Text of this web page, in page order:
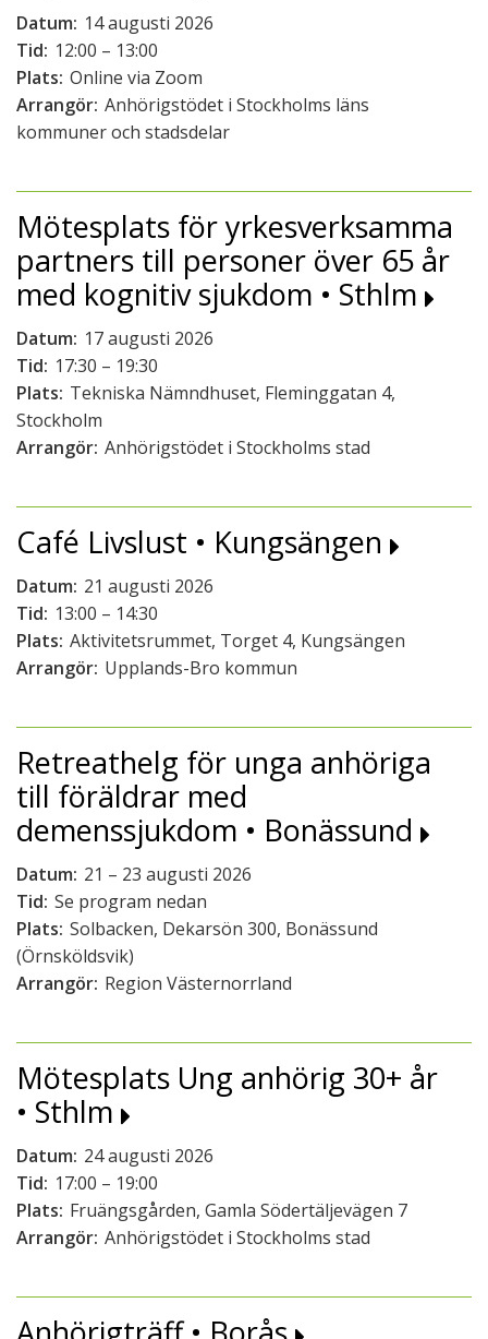
Datum: 14 augusti 2026
Tid: 12:00 – 13:00
Plats: Online via Zoom
Arrangör: Anhörigstödet i Stockholms läns
kommuner och stadsdelar
Mötesplats för yrkesverksamma
partners till personer över 65 år
med kognitiv sjukdom • Sthlm
Datum: 17 augusti 2026
Tid: 17:30 – 19:30
Plats: Tekniska Nämndhuset, Fleminggatan 4,
Stockholm
Arrangör: Anhörigstödet i Stockholms stad
Café Livslust • Kungsängen
Datum: 21 augusti 2026
Tid: 13:00 – 14:30
Plats: Aktivitetsrummet, Torget 4, Kungsängen
Arrangör: Upplands-Bro kommun
Retreathelg för unga anhöriga
till föräldrar med
demenssjukdom • Bonässund
Datum: 21 – 23 augusti 2026
Tid: Se program nedan
Plats: Solbacken, Dekarsön 300, Bonässund
(Örnsköldsvik)
Arrangör: Region Västernorrland
Mötesplats Ung anhörig 30+ år
• Sthlm
Datum: 24 augusti 2026
Tid: 17:00 – 19:00
Plats: Fruängsgården, Gamla Södertäljevägen 7
Arrangör: Anhörigstödet i Stockholms stad